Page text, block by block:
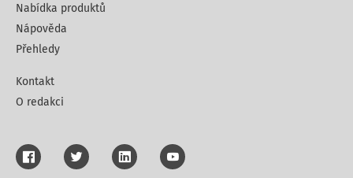
Nabídka produktů
Nápověda
Přehledy
Kontakt
O redakci